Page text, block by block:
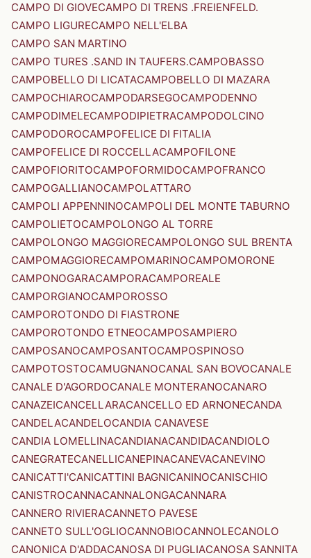
CAMPO DI GIOVECAMPO DI TRENS .FREIENFELD.
CAMPO LIGURECAMPO NELL'ELBA
CAMPO SAN MARTINO
CAMPO TURES .SAND IN TAUFERS.CAMPOBASSO
CAMPOBELLO DI LICATACAMPOBELLO DI MAZARA
CAMPOCHIAROCAMPODARSEGOCAMPODENNO
CAMPODIMELECAMPODIPIETRACAMPODOLCINO
CAMPODOROCAMPOFELICE DI FITALIA
CAMPOFELICE DI ROCCELLACAMPOFILONE
CAMPOFIORITOCAMPOFORMIDOCAMPOFRANCO
CAMPOGALLIANOCAMPOLATTARO
CAMPOLI APPENNINOCAMPOLI DEL MONTE TABURNO
CAMPOLIETOCAMPOLONGO AL TORRE
CAMPOLONGO MAGGIORECAMPOLONGO SUL BRENTA
CAMPOMAGGIORECAMPOMARINOCAMPOMORONE
CAMPONOGARACAMPORACAMPOREALE
CAMPORGIANOCAMPOROSSO
CAMPOROTONDO DI FIASTRONE
CAMPOROTONDO ETNEOCAMPOSAMPIERO
CAMPOSANOCAMPOSANTOCAMPOSPINOSO
CAMPOTOSTOCAMUGNANOCANAL SAN BOVOCANALE
CANALE D'AGORDOCANALE MONTERANOCANARO
CANAZEICANCELLARACANCELLO ED ARNONECANDA
CANDELACANDELOCANDIA CANAVESE
CANDIA LOMELLINACANDIANACANDIDACANDIOLO
CANEGRATECANELLICANEPINACANEVACANEVINO
CANICATTI'CANICATTINI BAGNICANINOCANISCHIO
CANISTROCANNACANNALONGACANNARA
CANNERO RIVIERACANNETO PAVESE
CANNETO SULL'OGLIOCANNOBIOCANNOLECANOLO
CANONICA D'ADDACANOSA DI PUGLIACANOSA SANNITA